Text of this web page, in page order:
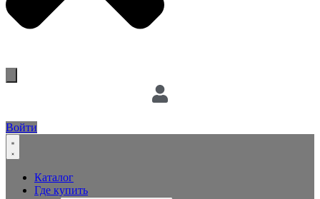
Войти
Каталог
Где купить